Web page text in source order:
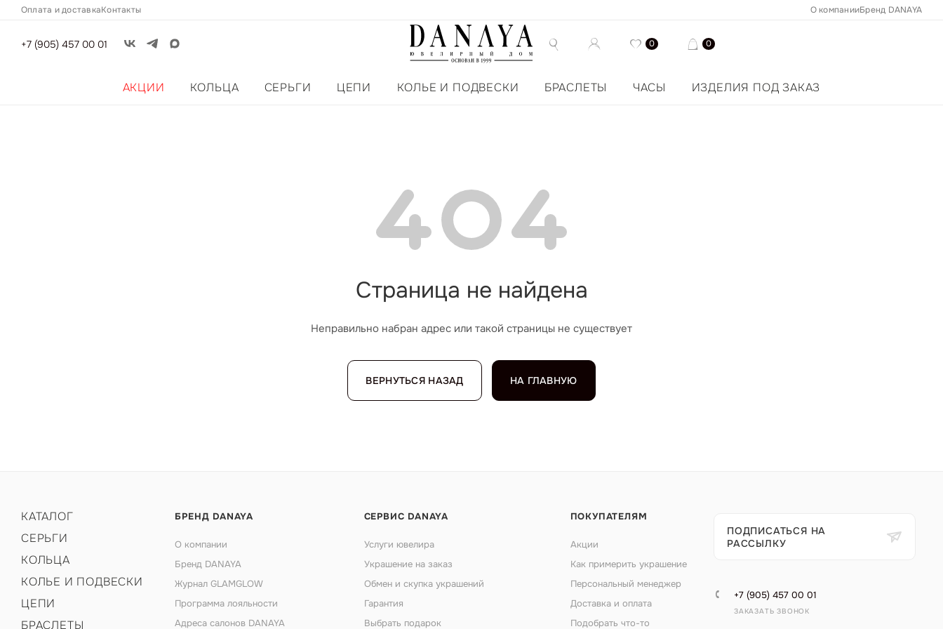
Оплата и доставкаКонтакты О компанииБренд DANAYA
+7 (905) 457 00 01 0 0
АКЦИИ КОЛЬЦА СЕРЬГИ ЦЕПИ КОЛЬЕ И ПОДВЕСКИ БРАСЛЕТЫ ЧАСЫ ИЗДЕЛИЯ ПОД ЗАКАЗ
Страница не найдена
Неправильно набран адрес или такой страницы не существует
ВЕРНУТЬСЯ НАЗАД НА ГЛАВНУЮ
КАТАЛОГ
СЕРЬГИ
КОЛЬЦА
КОЛЬЕ И ПОДВЕСКИ
ЦЕПИ
БРАСЛЕТЫ
БРЕНД DANAYA
О компании
Бренд DANAYA
Журнал GLAMGLOW
Программа лояльности
Адреса салонов DANAYA
СЕРВИС DANAYA
Услуги ювелира
Украшение на заказ
Обмен и скупка украшений
Гарантия
Выбрать подарок
ПОКУПАТЕЛЯМ
Акции
Как примерить украшение
Персональный менеджер
Доставка и оплата
Подобрать что-то
ПОДПИСАТЬСЯ НА
РАССЫЛКУ
+7 (905) 457 00 01
ЗАКАЗАТЬ ЗВОНОК